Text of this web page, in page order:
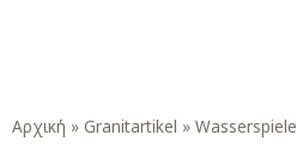
Αρχική » Granitartikel » Wasserspiele